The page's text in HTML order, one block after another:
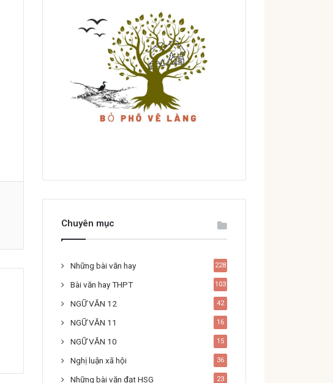
Chuyên mục
Những bài văn hay 228
Bài văn hay THPT 103
NGỮ VĂN 12 42
NGỮ VĂN 11 16
NGỮ VĂN 10 15
Nghị luận xã hội 36
Những bài văn đạt HSG 23